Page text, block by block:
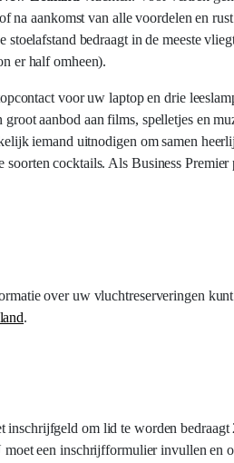
aankomst van alle voordelen en
bedraagt in de meeste
er half omheen).
voor uw laptop en drie
aanbod aan films, spelletjes en
iemand uitnodigen om samen
cocktails. Als Business
over uw vluchtreserveringen
.
inschrijfgeld om lid te worden
een inschrijfformulier invullen en